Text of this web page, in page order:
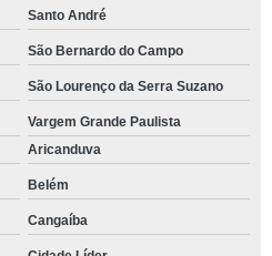
Santo André
São Bernardo do Campo
São Lourenço da Serra Suzano
Vargem Grande Paulista
Aricanduva
Belém
Cangaíba